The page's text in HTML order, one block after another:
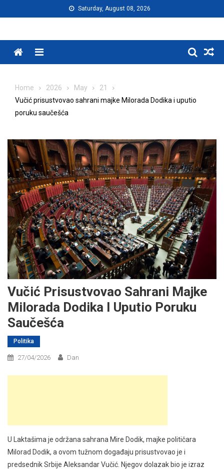
to
Saturday, August 08, 2026
Menu
Home 2026 May
21
Vučić prisustvovao sahrani majke Milorada Dodika i uputio
poruku saučešća
Vučić Prisustvovao Sahrani Majke
Milorada Dodika I Uputio Poruku
Saučešća
Politika
27/04/2026 Dan
U Laktašima je održana sahrana Mire Dodik, majke političara
Milorad Dodik, a ovom tužnom događaju prisustvovao je i
predsednik Srbije Aleksandar Vučić. Njegov dolazak bio je izraz